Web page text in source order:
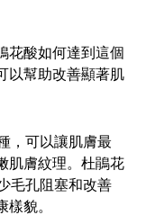
花酸如何達到這個
以幫助改善顯著肌
，可以讓肌膚最
肌膚紋理。杜鵑花
毛孔阻塞和改善
貌。